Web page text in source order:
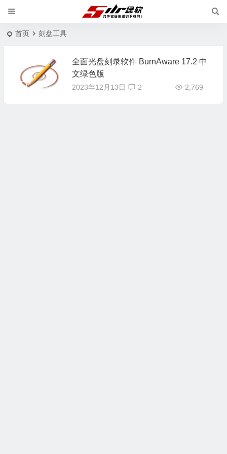
首页 刻盘工具
全面光盘刻录软件 BurnAware 17.2 中
文绿色版
2023年12月13日 2,769
2